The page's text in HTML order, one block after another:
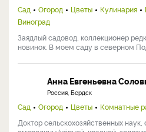
Сад Огород Цветы Кулинария
Виноград
Заядлый садовод, коллекционер
новинок. В моем саду в северном
Анна Евгеньевна
Россия, Бердск
Сад Огород Цветы Комнатные
Доктор сельскохозяйственных